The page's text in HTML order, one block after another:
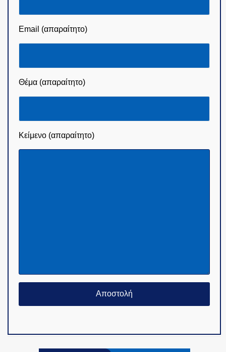
Email (απαραίτητο)
Θέμα (απαραίτητο)
Κείμενο (απαραίτητο)